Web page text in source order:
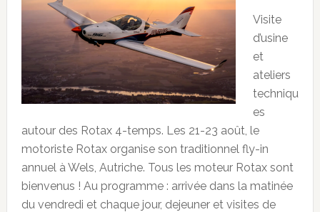
Visite
d’usine
et
ateliers
techniqu
es
autour des Rotax 4-temps. Les 21-23 août, le
motoriste Rotax organise son traditionnel fly-in
annuel à Wels, Autriche. Tous les moteur Rotax sont
bienvenus ! Au programme : arrivée dans la matinée
du vendredi et chaque jour, dejeuner et visites de